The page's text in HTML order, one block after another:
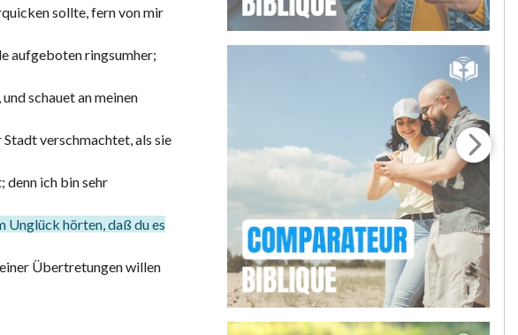
sollte, fern von mir
aufgeboten ringsumher;
schauet an meinen
verschmachtet, als sie
denn ich bin sehr
Unglück hörten, daß du es
Übertretungen willen